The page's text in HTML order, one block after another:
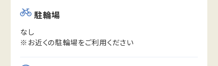
駐輪場
なし
※お近くの駐輪場をご利用ください